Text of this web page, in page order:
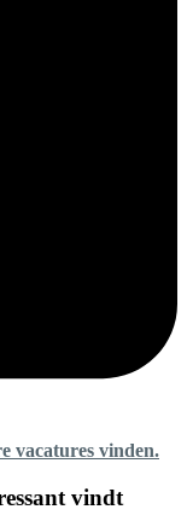
vacatures vinden.
vindt